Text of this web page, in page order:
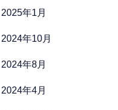
2025年1月
2024年10月
2024年8月
2024年4月